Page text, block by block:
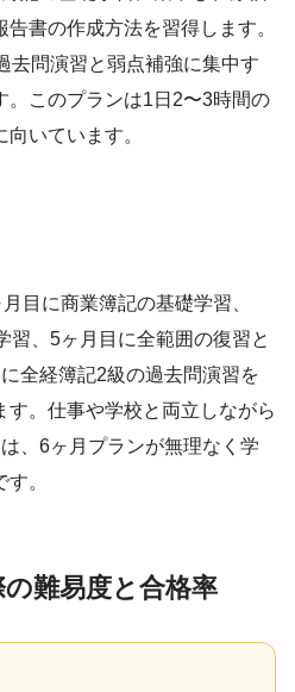
書の作成方法を習得します。
去問演習と弱点補強に集中す
。このプランは1日2〜3時間の
いています。
目に商業簿記の基礎学習、
習、5ヶ月目に全範囲の復習と
全経簿記2級の過去問演習を
。仕事や学校と両立しながら
、6ヶ月プランが無理なく学
。
難易度と合格率